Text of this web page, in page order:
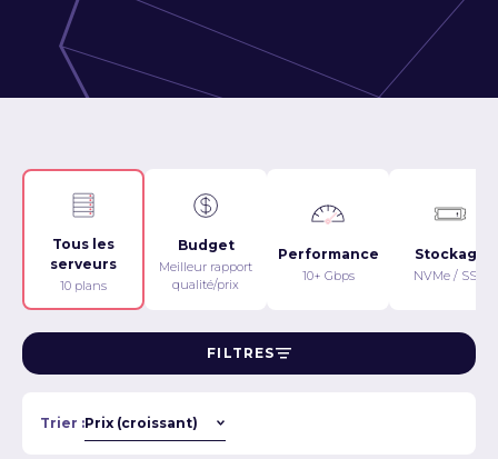
Tous les
serveurs
10 plans
Budget
Meilleur rapport
qualité/prix
Performance
10+ Gbps
Stockage
NVMe / SSD
FILTRES
Trier :